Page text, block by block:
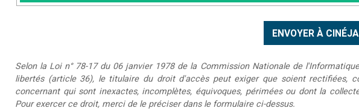
Selon la Loi n° 78-17 du 06 janvier 1978 de la Commission Nationale de
libertés (article 36), le titulaire du droit d'accès peut exiger que soient rectifiées,
concernant qui sont inexactes, incomplètes, équivoques, périmées ou dont la
Pour exercer ce droit, merci de le préciser dans le formulaire ci-dessus.